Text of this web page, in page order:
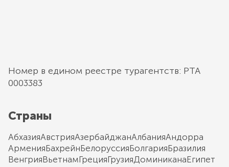
Номер в едином реестре турагентств: РТА
0003383
Страны
АбхазияАвстрияАзербайджанАлбанияАндорра
АрменияБахрейнБелоруссияБолгарияБразилия
ВенгрияВьетнамГрецияГрузияДоминиканаЕгипет